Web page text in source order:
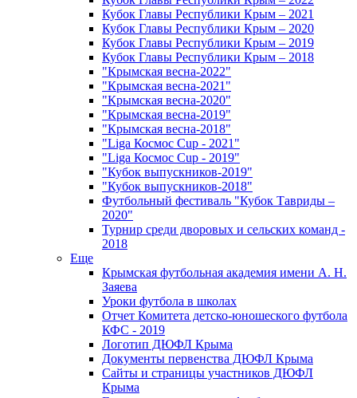
Кубок Главы Республики Крым – 2021
Кубок Главы Республики Крым – 2020
Кубок Главы Республики Крым – 2019
Кубок Главы Республики Крым – 2018
"Крымская весна-2022"
"Крымская весна-2021"
"Крымская весна-2020"
"Крымская весна-2019"
"Крымская весна-2018"
"Liga Космос Cup - 2021"
"Liga Космос Cup - 2019"
"Кубок выпускников-2019"
"Кубок выпускников-2018"
Футбольный фестиваль "Кубок Тавриды –
2020"
Турнир среди дворовых и сельских команд -
2018
Еще
Крымская футбольная академия имени А. Н.
Заяева
Уроки футбола в школах
Отчет Комитета детско-юношеского футбола
КФС - 2019
Логотип ДЮФЛ Крыма
Документы первенства ДЮФЛ Крыма
Сайты и страницы участников ДЮФЛ
Крыма